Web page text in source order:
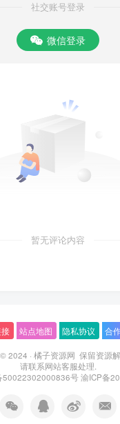
社交账号登录
微信登录
暂无评论内容
站点地图 隐私协议 合
2024 · 橘子资源网 保留资源
请联系网站客服处理.
50022302000836号 渝ICP备